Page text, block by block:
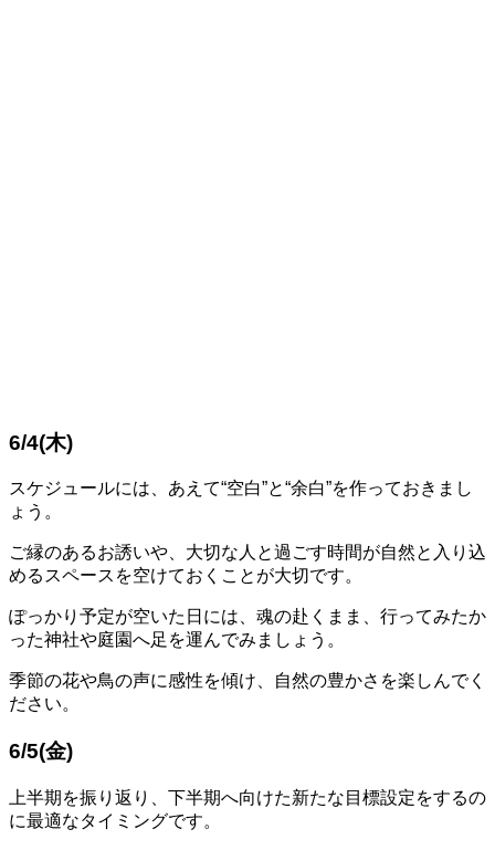
6/4(木)
スケジュールには、あえて“空白”と“余白”を作っておきまし
ょう。
ご縁のあるお誘いや、大切な人と過ごす時間が自然と入り込
めるスペースを空けておくことが大切です。
ぽっかり予定が空いた日には、魂の赴くまま、行ってみたか
った神社や庭園へ足を運んでみましょう。
季節の花や鳥の声に感性を傾け、自然の豊かさを楽しんでく
ださい。
6/5(金)
上半期を振り返り、下半期へ向けた新たな目標設定をするの
に最適なタイミングです。